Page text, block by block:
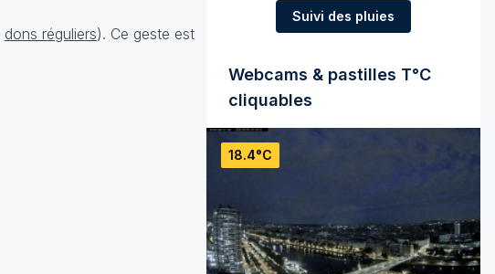
dons réguliers). Ce geste est
Suivi des pluies
Webcams & pastilles T°C
cliquables
18.4°C